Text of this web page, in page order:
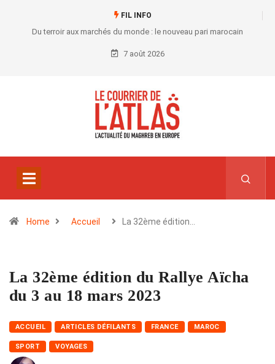
FIL INFO
Du terroir aux marchés du monde : le nouveau pari marocain
7 août 2026
Home Accueil La 32ème édition…
La 32ème édition du Rallye Aïcha
du 3 au 18 mars 2023
ACCUEIL ARTICLES DÉFILANTS FRANCE MAROC
SPORT VOYAGES